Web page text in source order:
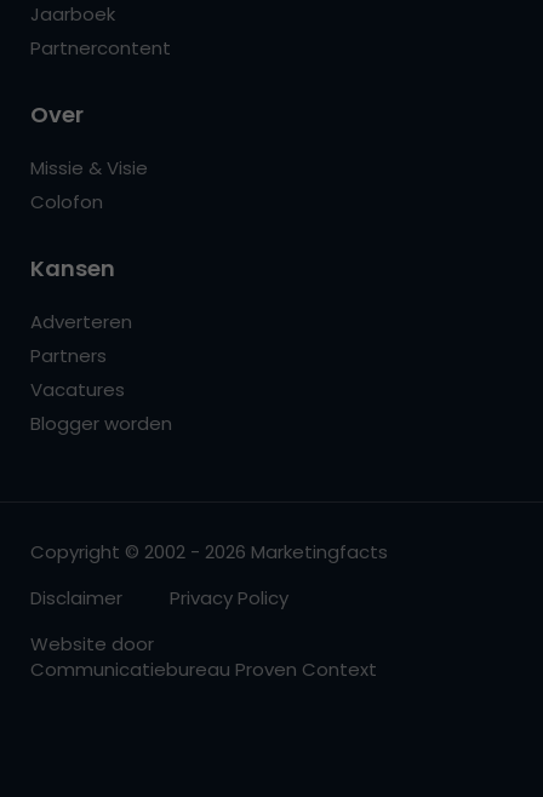
Jaarboek
Partnercontent
Over
Missie & Visie
Colofon
Kansen
Adverteren
Partners
Vacatures
Blogger worden
Copyright © 2002 - 2026 Marketingfacts
Disclaimer
Privacy Policy
Website door
Communicatiebureau Proven Context